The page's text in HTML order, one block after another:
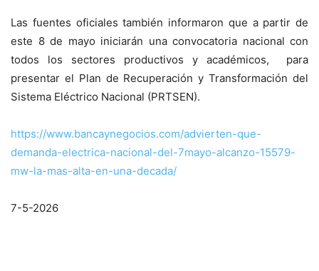
Las fuentes oficiales también informaron que a partir de
este 8 de mayo iniciarán una convocatoria nacional con
todos los sectores productivos y académicos, para
presentar el Plan de Recuperación y Transformación del
Sistema Eléctrico Nacional (PRTSEN).
https://www.bancaynegocios.com/advierten-que-
demanda-electrica-nacional-del-7mayo-alcanzo-15579-
mw-la-mas-alta-en-una-decada/
7-5-2026